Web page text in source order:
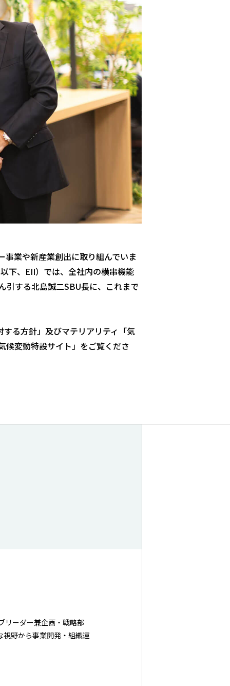
業や新産業創出に取り組んでいま
下、EII）では、全社内の横串機能
引する北島誠二SBU長に、これまで
る方針」及びマテリアリティ「気
候変動特設サイト」をご覧くださ
リーダー兼企画・戦略部
野から事業開発・組織運